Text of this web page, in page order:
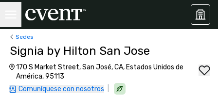
Sedes
Signia by Hilton San Jose
170 S Market Street, San José, CA, Estados Unidos de
América, 95113
Comuníquese con nosotros